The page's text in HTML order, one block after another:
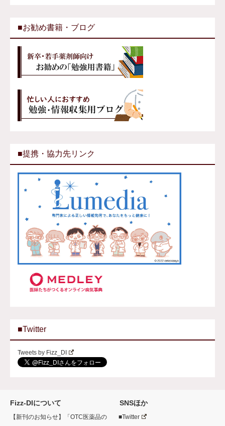
■お勧め書籍・ブログ
■提携・協力先リンク
■Twitter
Tweets by Fizz_DI
Fizz-DIについて
【新刊のお知らせ】「OTC医薬品の
SNSほか
■Twitter